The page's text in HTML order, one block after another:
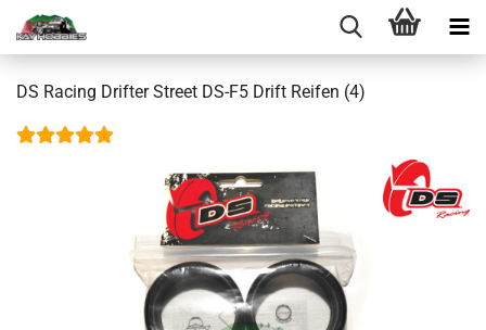
DS Racing Drifter Street DS-F5 Drift Reifen (4)